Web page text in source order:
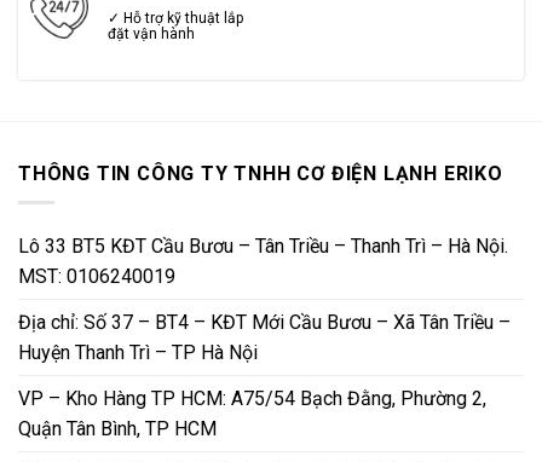
✓ Hỗ trợ kỹ thuật lắp
đặt vận hành
THÔNG TIN CÔNG TY TNHH CƠ ĐIỆN LẠNH ERIKO
Lô 33 BT5 KĐT Cầu Bươu – Tân Triều – Thanh Trì – Hà Nội.
MST: 0106240019
Địa chỉ: Số 37 – BT4 – KĐT Mới Cầu Bươu – Xã Tân Triều –
Huyện Thanh Trì – TP Hà Nội
VP – Kho Hàng TP HCM: A75/54 Bạch Đằng, Phường 2,
Quận Tân Bình, TP HCM